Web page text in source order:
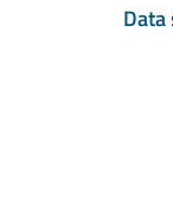
Data